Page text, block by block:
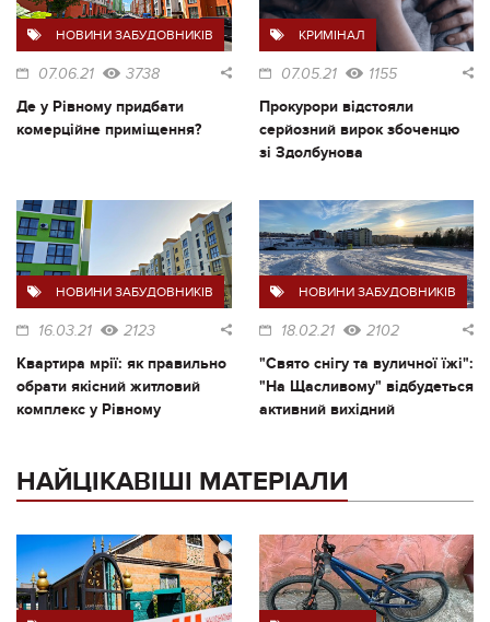
НОВИНИ ЗАБУДОВНИКІВ
07.06.21 3738
Де у Рівному придбати
комерційне приміщення?
КРИМІНАЛ
07.05.21 1155
Прокурори відстояли
серйозний вирок збоченцю
зі Здолбунова
НОВИНИ ЗАБУДОВНИКІВ
16.03.21 2123
Квартира мрії: як правильно
обрати якісний житловий
комплекс у Рівному
НОВИНИ ЗАБУДОВНИКІВ
18.02.21 2102
"Свято снігу та вуличної їжі":
"На Щасливому" відбудеться
активний вихідний
НАЙЦІКАВІШІ МАТЕРІАЛИ